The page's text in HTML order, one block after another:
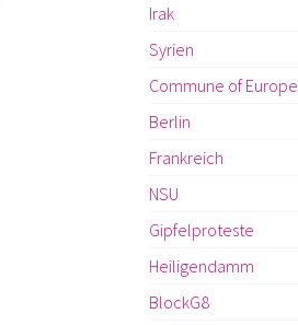
Irak
Syrien
Commune of Europe
Berlin
Frankreich
NSU
Gipfelproteste
Heiligendamm
BlockG8